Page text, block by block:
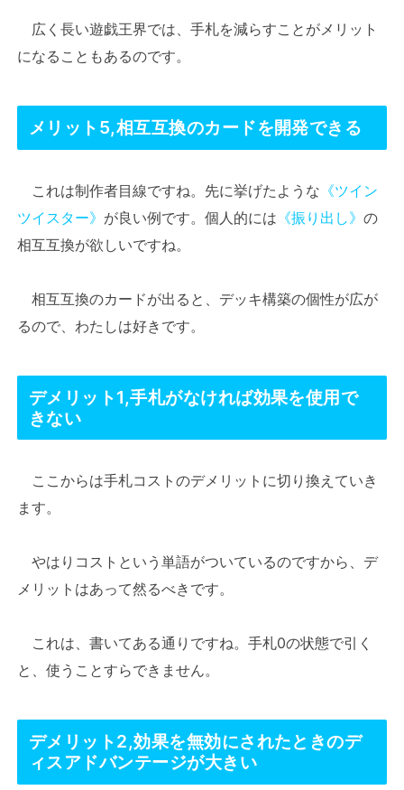
広く長い遊戯王界では、手札を減らすことがメリット
になることもあるのです。
メリット5,相互互換のカードを開発できる
これは制作者目線ですね。先に挙げたような 《ツイン
ツイスター》 が良い例です。個人的には 《振り出し》 の
相互互換が欲しいですね。
相互互換のカードが出ると、デッキ構築の個性が広が
るので、わたしは好きです。
デメリット1,手札がなければ効果を使用で
きない
ここからは手札コストのデメリットに切り換えていき
ます。
やはりコストという単語がついているのですから、デ
メリットはあって然るべきです。
これは、書いてある通りですね。手札0の状態で引く
と、使うことすらできません。
デメリット2,効果を無効にされたときのデ
ィスアドバンテージが大きい